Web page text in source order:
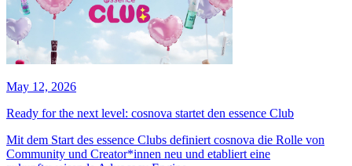
May 12, 2026
Ready for the next level: cosnova startet den essence Club
Mit dem Start des essence Clubs definiert cosnova die Rolle von
Community und Creator*innen neu und etabliert eine